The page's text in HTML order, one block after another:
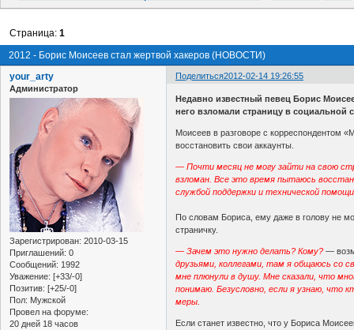
2012 - Борис Моисеев стал жертвой хакеров (НОВОСТИ)
Страница:1
Поделиться2012-02-14 19:26:55
your_arty
Администратор
Зарегистрирован: 2010-03-15
Приглашений: 0
Сообщений: 1992
Уважение: [+33/-0]
Позитив: [+25/-0]
Пол: Мужской
Провел на форуме:
20 дней 18 часов
Недавно известный певец Борис
него взломали страницу в социальной
Моисеев в разговоре с корреспондентом
восстановить свои аккаунты.
— Почти месяц не могу зайти на свою
взломан. Все это время пытаюсь
службой поддержки и технической
По словам Бориса, ему даже в голову не
страничку.
— Зачем это нужно делать? Кому? —
друзьями, коллегами, там я общаюсь со
мне плюнули в душу. Мне сказали, что
понимаю. Безусловно, если я узнаю, что
меры.
Если станет известно, что у Бориса